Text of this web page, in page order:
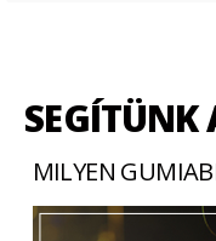
MILYEN